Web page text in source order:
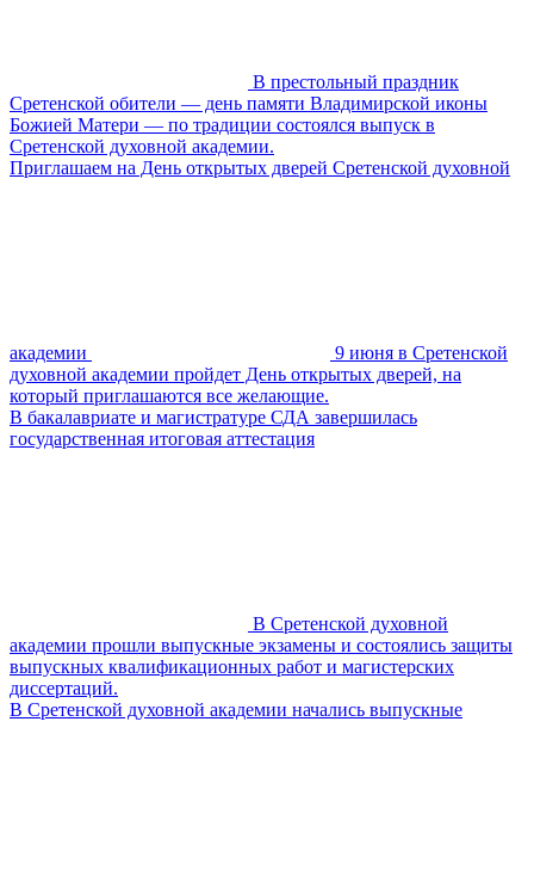
В престольный праздник
Сретенской обители — день памяти Владимирской иконы
Божией Матери — по традиции состоялся выпуск в
Сретенской духовной академии.
Приглашаем на День открытых дверей Сретенской духовной
академии
9 июня в Сретенской
духовной академии пройдет День открытых дверей, на
который приглашаются все желающие.
В бакалавриате и магистратуре СДА завершилась
государственная итоговая аттестация
В Сретенской духовной
академии прошли выпускные экзамены и состоялись защиты
выпускных квалификационных работ и магистерских
диссертаций.
В Сретенской духовной академии начались выпускные